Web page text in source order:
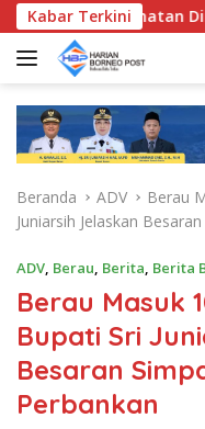
a
Kabar Terkini
Kecamatan Diminta
Beranda ADV
Berau
Juniarsih Jelaskan
ADV, Berau, Berita, Berita
Berau Masuk
Bupati Sri
Besaran
Perbankan